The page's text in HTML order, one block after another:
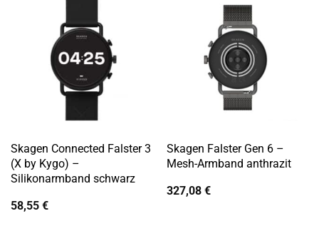
Skagen Connected Falster 3
(X by Kygo) –
Silikonarmband schwarz
58,55 €
Skagen Falster Gen 6 –
Mesh-Armband anthrazit
327,08 €